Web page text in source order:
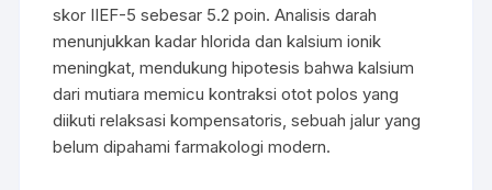
skor IIEF-5 sebesar 5.2 poin. Analisis darah
menunjukkan kadar hlorida dan kalsium ionik
meningkat, mendukung hipotesis bahwa kalsium
dari mutiara memicu kontraksi otot polos yang
diikuti relaksasi kompensatoris, sebuah jalur yang
belum dipahami farmakologi modern.